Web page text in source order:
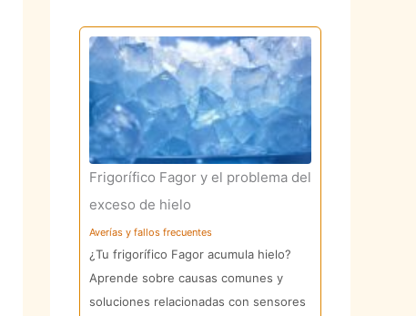
Frigorífico Fagor y el problema del
exceso de hielo
Averías y fallos frecuentes
¿Tu frigorífico Fagor acumula hielo?
Aprende sobre causas comunes y
soluciones relacionadas con sensores